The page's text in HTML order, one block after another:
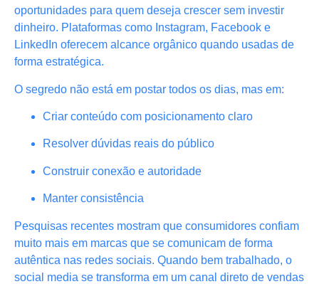
oportunidades para quem deseja crescer sem investir
dinheiro. Plataformas como Instagram, Facebook e
LinkedIn oferecem alcance orgânico quando usadas de
forma estratégica.
O segredo não está em postar todos os dias, mas em:
Criar conteúdo com posicionamento claro
Resolver dúvidas reais do público
Construir conexão e autoridade
Manter consistência
Pesquisas recentes mostram que consumidores confiam
muito mais em marcas que se comunicam de forma
autêntica nas redes sociais. Quando bem trabalhado, o
social media se transforma em um canal direto de vendas